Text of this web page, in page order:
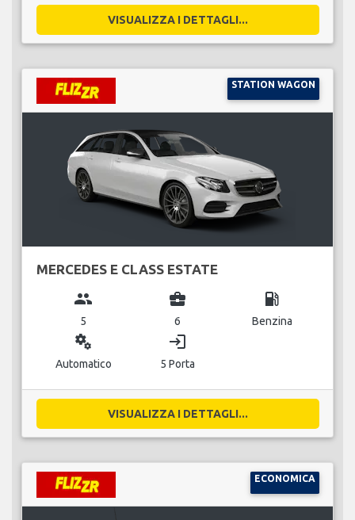
VISUALIZZA I DETTAGLI...
STATION WAGON
MERCEDES E CLASS ESTATE
group
5
business_center
6
local_gas_station
Benzina
miscellaneous_services
Automatico
login
5 Porta
VISUALIZZA I DETTAGLI...
ECONOMICA